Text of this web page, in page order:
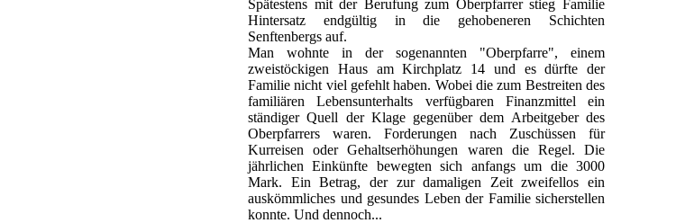
Spätestens mit der Berufung zum Oberpfarrer stieg Familie
Hintersatz endgültig in die gehobeneren Schichten
Senftenbergs auf.
Man wohnte in der sogenannten "Oberpfarre", einem
zweistöckigen Haus am Kirchplatz 14 und es dürfte der
Familie nicht viel gefehlt haben. Wobei die zum Bestreiten des
familiären Lebensunterhalts verfügbaren Finanzmittel ein
ständiger Quell der Klage gegenüber dem Arbeitgeber des
Oberpfarrers waren. Forderungen nach Zuschüssen für
Kurreisen oder Gehaltserhöhungen waren die Regel. Die
jährlichen Einkünfte bewegten sich anfangs um die 3000
Mark. Ein Betrag, der zur damaligen Zeit zweifellos ein
auskömmliches und gesundes Leben der Familie sicherstellen
konnte. Und dennoch...